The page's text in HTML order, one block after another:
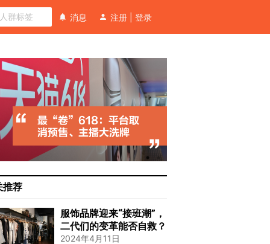
消息 注册 登录
推荐
服饰品牌迎来“接班潮”，
二代们的变革能否自救？
2024年4月11日